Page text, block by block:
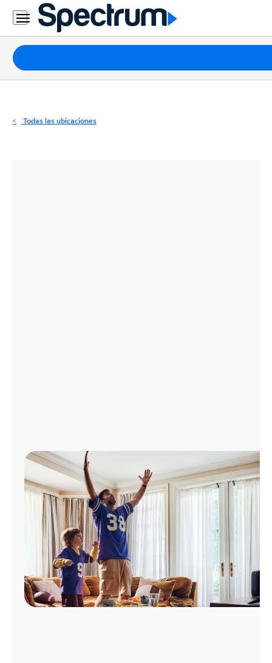
Residencial
Business
Paquetes
Internet
Todas las ubicaciones